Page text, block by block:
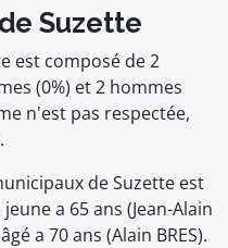
Suzette
est composé de 2
(0%) et 2 hommes
n'est pas respectée,
de Suzette est
a 65 ans (Jean-Alain
a 70 ans (Alain BRES).